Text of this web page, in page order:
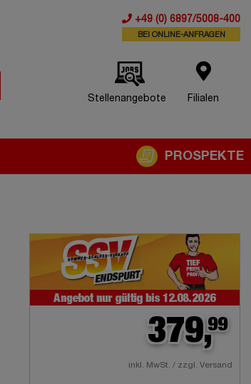
+49 (0) 6897/5008-400
BEI ONLINE-ANFRAGEN
Stellenangebote Filialen
PROSPEKTE
379,99
inkl. MwSt. / zzgl. Versand